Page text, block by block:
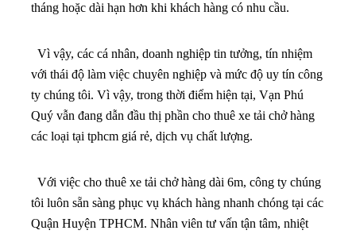
tháng hoặc dài hạn hơn khi khách hàng có nhu cầu.
Vì vậy, các cá nhân, doanh nghiệp tin tưởng, tín nhiệm
với thái độ làm việc chuyên nghiệp và mức độ uy tín công
ty chúng tôi. Vì vậy, trong thời điểm hiện tại, Vạn Phú
Quý vẫn đang dẫn đầu thị phần cho thuê xe tải chở hàng
các loại tại tphcm giá rẻ, dịch vụ chất lượng.
Với việc cho thuê xe tải chở hàng dài 6m, công ty chúng
tôi luôn sẵn sàng phục vụ khách hàng nhanh chóng tại các
Quận Huyện TPHCM. Nhân viên tư vấn tận tâm, nhiệt